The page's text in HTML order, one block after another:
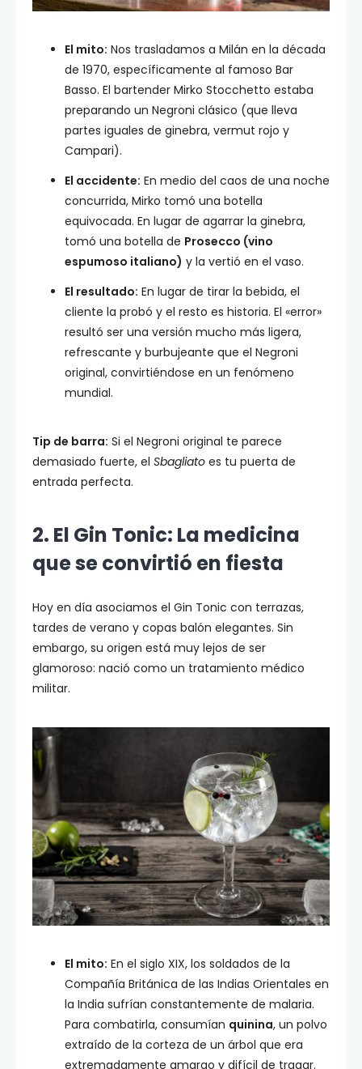
El mito: Nos trasladamos a Milán en la década
de 1970, específicamente al famoso Bar
Basso. El bartender Mirko Stocchetto estaba
preparando un Negroni clásico (que lleva
partes iguales de ginebra, vermut rojo y
Campari).
El accidente: En medio del caos de una noche
concurrida, Mirko tomó una botella
equivocada. En lugar de agarrar la ginebra,
tomó una botella de Prosecco (vino
espumoso italiano) y la vertió en el vaso.
El resultado: En lugar de tirar la bebida, el
cliente la probó y el resto es historia. El «error»
resultó ser una versión mucho más ligera,
refrescante y burbujeante que el Negroni
original, convirtiéndose en un fenómeno
mundial.
Tip de barra: Si el Negroni original te parece
demasiado fuerte, el Sbagliato es tu puerta de
entrada perfecta.
2. El Gin Tonic: La medicina
que se convirtió en fiesta
Hoy en día asociamos el Gin Tonic con terrazas,
tardes de verano y copas balón elegantes. Sin
embargo, su origen está muy lejos de ser
glamoroso: nació como un tratamiento médico
militar.
El mito: En el siglo XIX, los soldados de la
Compañía Británica de las Indias Orientales en
la India sufrían constantemente de malaria.
Para combatirla, consumían quinina, un polvo
extraído de la corteza de un árbol que era
extremadamente amargo y difícil de tragar.